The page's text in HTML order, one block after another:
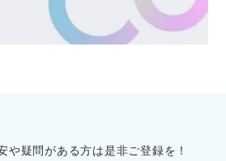
や疑問がある方は是非ご登録を！